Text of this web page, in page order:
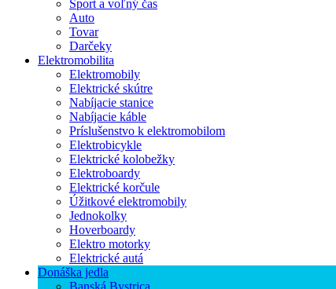
Šport a voľný čas
Auto
Tovar
Darčeky
Elektromobilita
Elektromobily
Elektrické skútre
Nabíjacie stanice
Nabíjacie káble
Príslušenstvo k elektromobilom
Elektrobicykle
Elektrické kolobežky
Elektroboardy
Elektrické korčule
Úžitkové elektromobily
Jednokolky
Hoverboardy
Elektro motorky
Elektrické autá
Donáška jedla
Banská Bystrica